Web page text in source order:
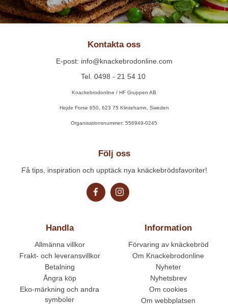
Kontakta oss
E-post: info@knackebrodonline.com
Tel. 0498 - 21 54 10
Knackebrodonline / HF Gruppen AB
Hejde Forse 650, 623 75 Klintehamn, Sweden
Organisationsnummer: 556949-0245
Handla
Allmänna villkor
Frakt- och leveransvillkor
Betalning
Ångra köp
Eko-märkning och andra
symboler
Information
Förvaring av knäckebröd
Om Knackebrodonline
Nyheter
Nyhetsbrev
Om cookies
Om webbplatsen
Följ oss
Få tips, inspiration och upptäck nya knäckebrödsfavoriter!